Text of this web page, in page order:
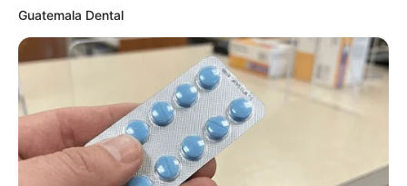
What Happened To The Blue Lagoon Cast? See
Them Now
Guatemala Dental